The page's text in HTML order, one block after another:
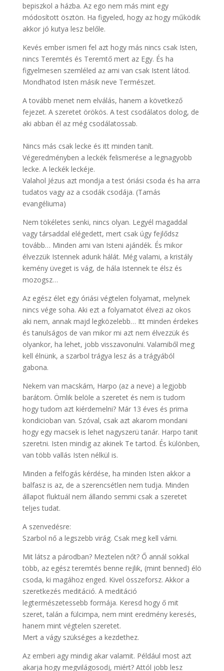
bepiszkol a házba. Az ego nem más mint egy
módosított ösztön. Ha figyeled, hogy az hogy működik
akkor jó kutya lesz belőle.
Kevés ember ismeri fel azt hogy más nincs csak Isten,
nincs Teremtés és Teremtő mert az Egy. És ha
figyelmesen szemléled az ami van csak Istent látod.
Mondhatod Isten másik neve Természet.
A tovább menet nem elválás, hanem a következő
fejezet. A szeretet örökös. A test csodálatos dolog, de
aki abban él az még csodálatossab.
Nincs más csak lecke és itt minden tanít.
Végeredményben a leckék felismerése a legnagyobb
lecke. A leckék leckéje.
Valahol Jézus azt mondja a test óriási csoda és ha arra
tudatos vagy az a csodák csodája. (Tamás
evangéliuma)
Nem tökéletes senki, nincs olyan. Legyél magaddal
vagy társaddal elégedett, mert csak úgy fejlődsz
tovább… Minden ami van Isteni ajándék. És mikor
élvezzük Istennek adunk hálát. Még valami, a kristály
kemény üveget is vág, de hála Istennek te élsz és
mozogsz…
Az egész élet egy óriási végtelen folyamat, melynek
nincs vége soha. Aki ezt a folyamatot élvezi az okos
aki nem, annak majd legközelebb… Itt minden érdekes
és tanulságos de van mikor mi azt nem élvezzük és
olyankor, ha lehet, jobb visszavonulni. Valamiből meg
kell élnünk, a szarbol trágya lesz ás a trágyából
gabona.
Nekem van macskám, Harpo (az a neve) a legjobb
barátom. Ömlik belöle a szeretet és nem is tudom
hogy tudom azt kiérdemelni? Már 13 éves és prima
kondicioban van. Szóval, csak azt akarom mondani
hogy egy macsek is lehet nagyszerü tanár. Harpo tanit
szeretni. Isten mindig az akinek Te tartod. És különben,
van több vallás Isten nélkül is.
Minden a felfogás kérdése, ha minden Isten akkor a
balfasz is az, de a szerencsétlen nem tudja. Minden
állapot fluktuál nem állando semmi csak a szeretet
teljes tudat.
A szenvedésre:
Szarbol nő a legszebb virág. Csak meg kell várni.
Mit látsz a párodban? Meztelen nőt? Ő annál sokkal
több, az egész teremtés benne rejlik, (mint benned) élö
csoda, ki magához enged. Kivel összeforsz. Akkor a
szeretkezés meditáció. A meditáció
legtermészetessebb formája. Keresd hogy ő mit
szeret, talán a fülcimpa, nem mint eredmény keresés,
hanem mint végtelen szeretet.
Mert a vágy szükséges a kezdethez.
Az emberi agy mindig akar valamit. Például most azt
akarja hogy megvilágosodj, miért? Attól jobb lesz